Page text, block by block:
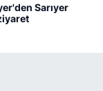
Sarıyer